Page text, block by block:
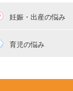
妊娠・出産の悩み
育児の悩み